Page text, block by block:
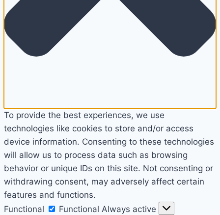
To provide the best experiences, we use
technologies like cookies to store and/or access
device information. Consenting to these technologies
will allow us to process data such as browsing
behavior or unique IDs on this site. Not consenting or
withdrawing consent, may adversely affect certain
features and functions.
Functional
Functional Always active